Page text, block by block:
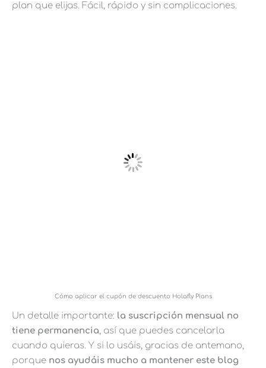
plan que elijas. Fácil, rápido y sin complicaciones.
Cómo aplicar el cupón de descuento Holafly Plans
Un detalle importante: la suscripción mensual no
tiene permanencia, así que puedes cancelarla
cuando quieras. Y si lo usáis, gracias de antemano,
porque nos ayudáis mucho a mantener este blog